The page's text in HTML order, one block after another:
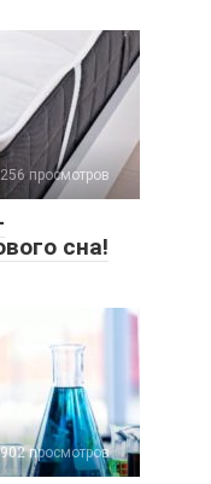
просмотров
сна!
просмотров